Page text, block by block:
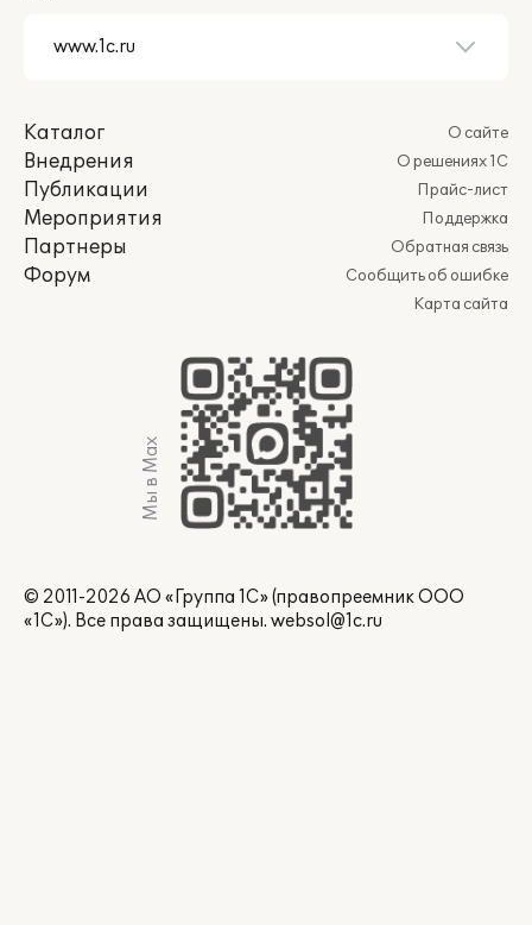
Каталог
Внедрения
Публикации
Мероприятия
Партнеры
Форум
О сайте
О решениях 1С
Прайс-лист
Поддержка
Обратная связь
Сообщить об ошибке
Карта сайта
Мы в Max
© 2011-2026 АО «Группа 1С» (правопреемник ООО
«1С»). Все права защищены. websol@1c.ru